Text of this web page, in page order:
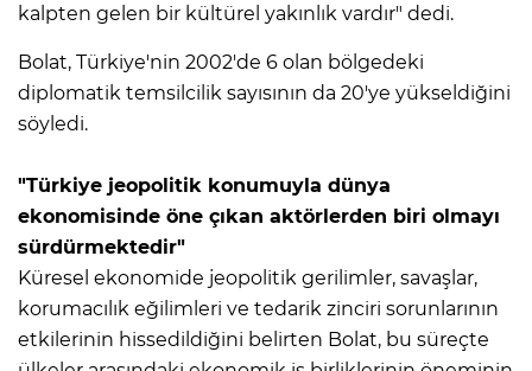
kalpten gelen bir kültürel yakınlık vardır" dedi.
Bolat, Türkiye'nin 2002'de 6 olan bölgedeki
diplomatik temsilcilik sayısının da 20'ye yükseldiğini
söyledi.
"Türkiye jeopolitik konumuyla dünya
ekonomisinde öne çıkan aktörlerden biri olmayı
sürdürmektedir"
Küresel ekonomide jeopolitik gerilimler, savaşlar,
korumacılık eğilimleri ve tedarik zinciri sorunlarının
etkilerinin hissedildiğini belirten Bolat, bu süreçte